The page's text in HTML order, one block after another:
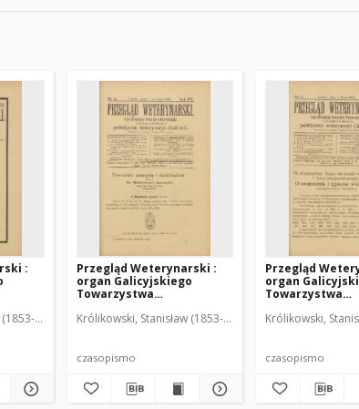
:
1924). Red.
Przegląd Weterynarski :
organ Galicyjskiego
Towarzystwa
czasopismo poświęcone
Królikowski, Stanisław (1853-1924). Red.
czasopismo
Przegląd
organ
Towarzystwa
czasopismo
Królikowski,
czasopismo